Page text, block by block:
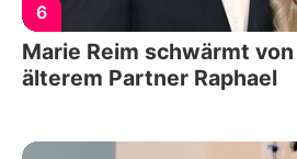
6
Marie Reim schwärmt
älterem Partner Raphael